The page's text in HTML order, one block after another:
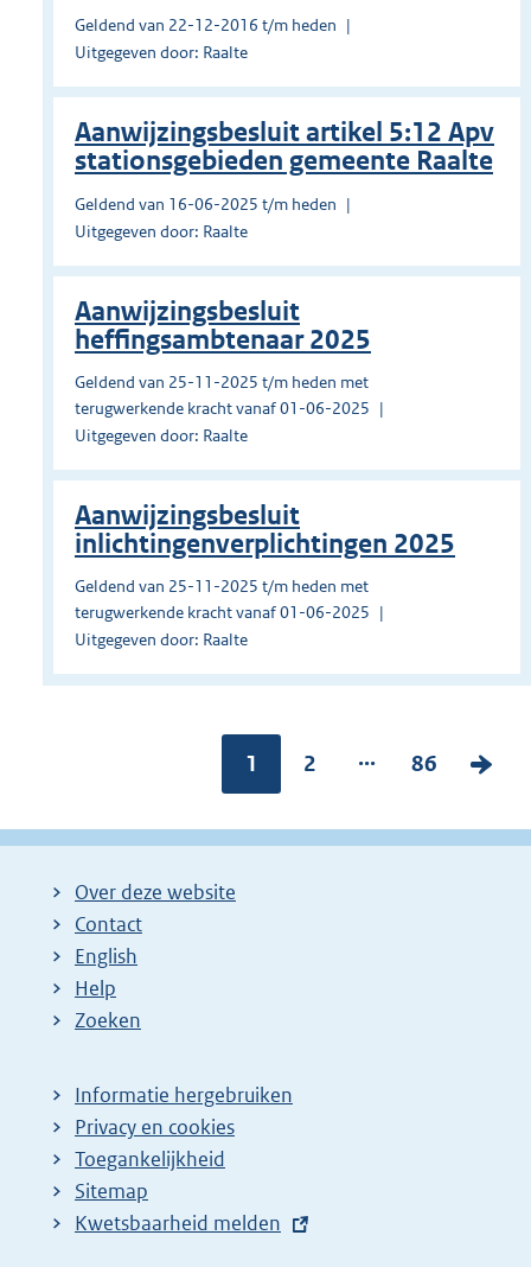
Geldend van 22-12-2016 t/m heden
Uitgegeven door: Raalte
Aanwijzingsbesluit artikel 5:12 Apv
stationsgebieden gemeente Raalte
Geldend van 16-06-2025 t/m heden
Uitgegeven door: Raalte
Aanwijzingsbesluit
heffingsambtenaar 2025
Geldend van 25-11-2025 t/m heden met
terugwerkende kracht vanaf 01-06-2025
Uitgegeven door: Raalte
Aanwijzingsbesluit
inlichtingenverplichtingen 2025
Geldend van 25-11-2025 t/m heden met
terugwerkende kracht vanaf 01-06-2025
Uitgegeven door: Raalte
Pagina:
1
P
g
2 ...
P
g
86
V
l
Over deze website
Contact
English
Help
Zoeken
Informatie hergebruiken
Privacy en cookies
Toegankelijkheid
Sitemap
E
Kwetsbaarheid melden